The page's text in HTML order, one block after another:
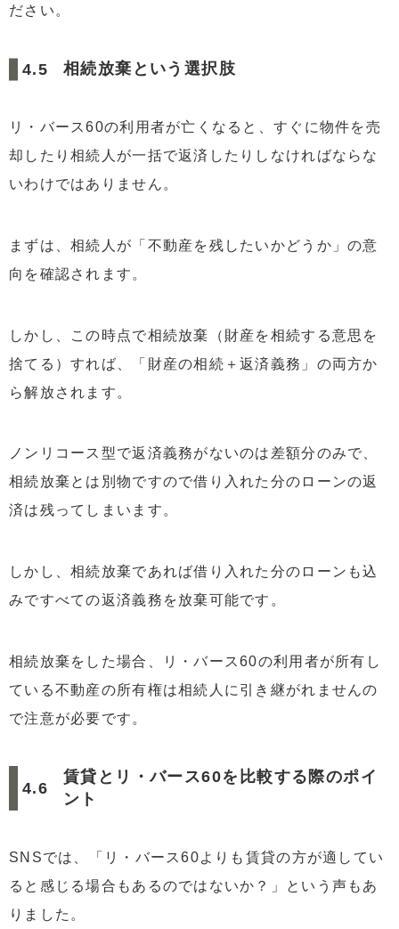
ださい。
相続放棄という選択肢
リ・バース60の利用者が亡くなると、すぐに物件を売
却したり相続人が一括で返済したりしなければならな
いわけではありません。
まずは、相続人が「不動産を残したいかどうか」の意
向を確認されます。
しかし、この時点で相続放棄（財産を相続する意思を
捨てる）すれば、「財産の相続＋返済義務」の両方か
ら解放されます。
ノンリコース型で返済義務がないのは差額分のみで、
相続放棄とは別物ですので借り入れた分のローンの返
済は残ってしまいます。
しかし、相続放棄であれば借り入れた分のローンも込
みですべての返済義務を放棄可能です。
相続放棄をした場合、リ・バース60の利用者が所有し
ている不動産の所有権は相続人に引き継がれませんの
で注意が必要です。
賃貸とリ・バース60を比較する際のポイ
ント
SNSでは、「リ・バース60よりも賃貸の方が適してい
ると感じる場合もあるのではないか？」という声もあ
りました。